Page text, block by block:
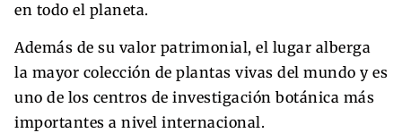
en todo el planeta.
Además de su valor patrimonial, el lugar alberga
la mayor colección de plantas vivas del mundo y es
uno de los centros de investigación botánica más
importantes a nivel internacional.